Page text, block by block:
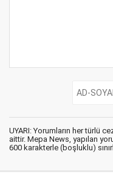
UYARI: Yorumların her türlü
aittir. Mepa News, yapılan
600 karakterle (boşluklu)